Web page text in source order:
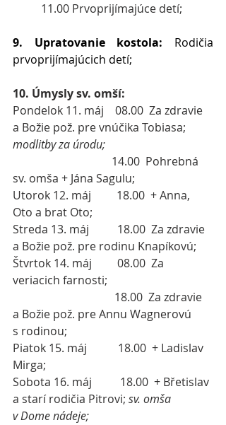
11.00 Prvoprijímajúce detí;
9. Upratovanie kostola: Rodičia
prvoprijímajúcich detí;
10. Úmysly sv. omší:
Pondelok 11. máj    08.00  Za zdravie
a Božie pož. pre vnúčika Tobiasa;
modlitby za úrodu;
14.00  Pohrebná
sv. omša + Jána Sagulu;
Utorok 12. máj         18.00  + Anna,
Oto a brat Oto;
Streda 13. máj          18.00  Za zdravie
a Božie pož. pre rodinu Knapíkovú;
Štvrtok 14. máj         08.00  Za
veriacich farnosti;
18.00  Za zdravie
a Božie pož. pre Annu Wagnerovú
s rodinou;
Piatok 15. máj           18.00  + Ladislav
Mirga;
Sobota 16. máj          18.00  + Břetislav
a starí rodičia Pitrovi; sv. omša
v Dome nádeje;